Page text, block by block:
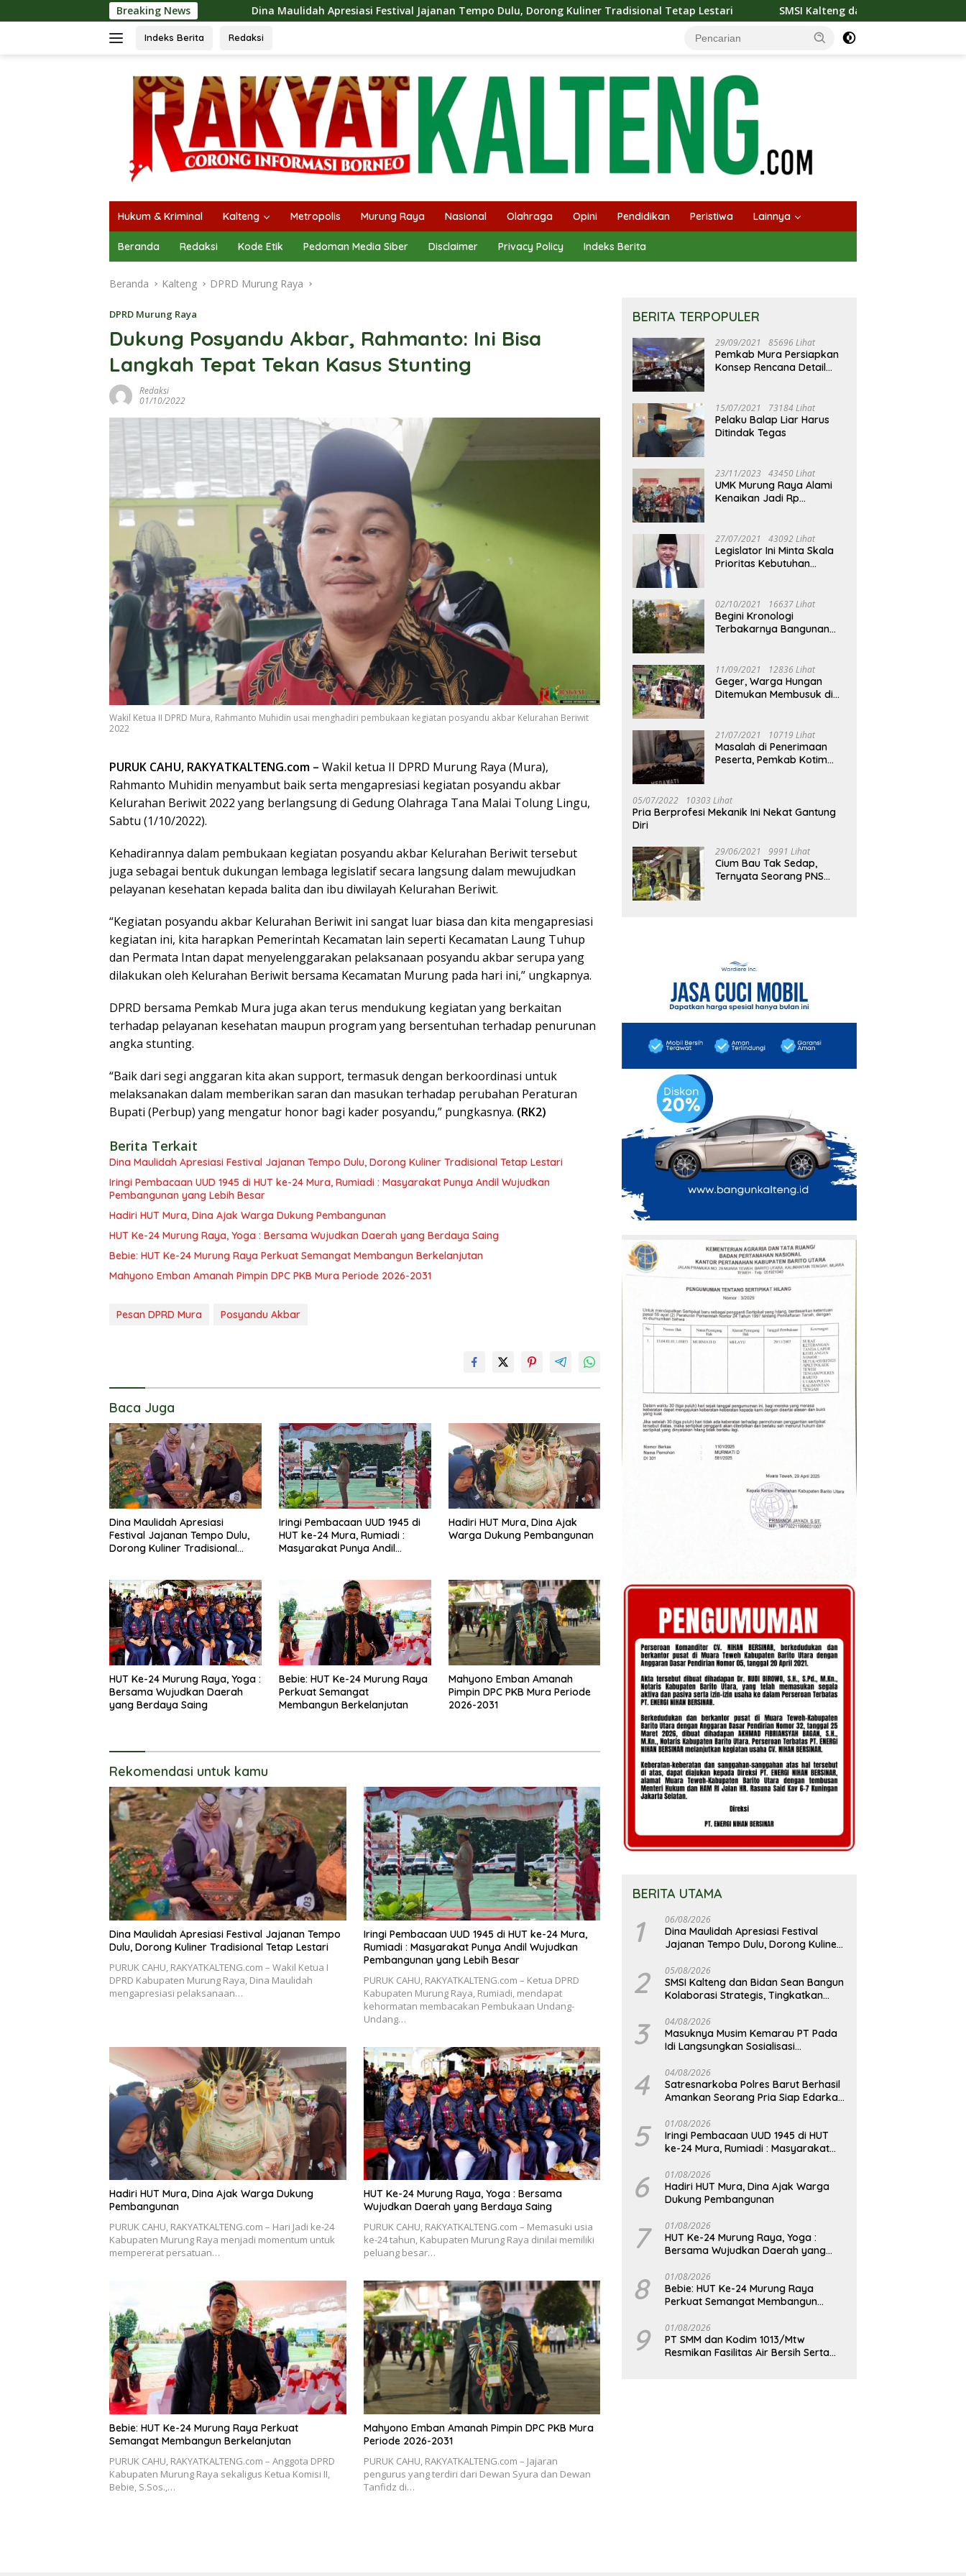
ke
Breaking News
Dina Maulidah Apresiasi Festival Jajanan Tempo Dulu, Dorong Kuliner Tradisional Tetap Lestari SMSI Kalteng dan Bidan Sean Bangun Kolaborasi Strategis,
Indeks Berita Redaksi
Hukum & Kriminal Kalteng Metropolis Murung Raya Nasional Olahraga Opini Pendidikan Peristiwa Lainnya
Beranda Redaksi Kode Etik Pedoman Media Siber Disclaimer Privacy Policy Indeks Berita
Beranda Kalteng DPRD Murung Raya
DPRD Murung Raya
Dukung Posyandu Akbar, Rahmanto: Ini Bisa
Langkah Tepat Tekan Kasus Stunting
Redaksi
01/10/2022
Wakil Ketua II DPRD Mura, Rahmanto Muhidin usai menghadiri pembukaan kegiatan posyandu akbar Kelurahan Beriwit
2022
PURUK CAHU, RAKYATKALTENG.com – Wakil ketua II DPRD Murung Raya (Mura),
Rahmanto Muhidin menyambut baik serta mengapresiasi kegiatan posyandu akbar
Kelurahan Beriwit 2022 yang berlangsung di Gedung Olahraga Tana Malai Tolung Lingu,
Sabtu (1/10/2022).
Kehadirannya dalam pembukaan kegiatan posyandu akbar Kelurahan Beriwit tersebut
juga sebagai bentuk dukungan lembaga legislatif secara langsung dalam mewujudkan
pelayanan kesehatan kepada balita dan ibu diwilayah Kelurahan Beriwit.
“Kegiatan posyandu akbar Kelurahan Beriwit ini sangat luar biasa dan kita mengapresiasi
kegiatan ini, kita harapkan Pemerintah Kecamatan lain seperti Kecamatan Laung Tuhup
dan Permata Intan dapat menyelenggarakan pelaksanaan posyandu akbar serupa yang
dilakukan oleh Kelurahan Beriwit bersama Kecamatan Murung pada hari ini,” ungkapnya.
DPRD bersama Pemkab Mura juga akan terus mendukung kegiatan yang berkaitan
terhadap pelayanan kesehatan maupun program yang bersentuhan terhadap penurunan
angka stunting.
“Baik dari segi anggaran kita akan support, termasuk dengan berkoordinasi untuk
melaksanakan dalam memberikan saran dan masukan terhadap perubahan Peraturan
Bupati (Perbup) yang mengatur honor bagi kader posyandu,” pungkasnya. (RK2)
Berita Terkait
Dina Maulidah Apresiasi Festival Jajanan Tempo Dulu, Dorong Kuliner Tradisional Tetap Lestari
Iringi Pembacaan UUD 1945 di HUT ke-24 Mura, Rumiadi : Masyarakat Punya Andil Wujudkan
Pembangunan yang Lebih Besar
Hadiri HUT Mura, Dina Ajak Warga Dukung Pembangunan
HUT Ke-24 Murung Raya, Yoga : Bersama Wujudkan Daerah yang Berdaya Saing
Bebie: HUT Ke-24 Murung Raya Perkuat Semangat Membangun Berkelanjutan
Mahyono Emban Amanah Pimpin DPC PKB Mura Periode 2026-2031
Pesan DPRD Mura Posyandu Akbar
Baca Juga
Dina Maulidah Apresiasi
Festival Jajanan Tempo Dulu,
Dorong Kuliner Tradisional
Iringi Pembacaan UUD 1945 di
HUT ke-24 Mura, Rumiadi :
Masyarakat Punya Andil
Hadiri HUT Mura, Dina Ajak
Warga Dukung Pembangunan
HUT Ke-24 Murung Raya, Yoga :
Bersama Wujudkan Daerah
yang Berdaya Saing
Bebie: HUT Ke-24 Murung Raya
Perkuat Semangat
Membangun Berkelanjutan
Mahyono Emban Amanah
Pimpin DPC PKB Mura Periode
2026-2031
Rekomendasi untuk kamu
Dina Maulidah Apresiasi Festival Jajanan Tempo
Dulu, Dorong Kuliner Tradisional Tetap Lestari
PURUK CAHU, RAKYATKALTENG.com – Wakil Ketua I
DPRD Kabupaten Murung Raya, Dina Maulidah
mengapresiasi pelaksanaan…
Iringi Pembacaan UUD 1945 di HUT ke-24 Mura,
Rumiadi : Masyarakat Punya Andil Wujudkan
Pembangunan yang Lebih Besar
PURUK CAHU, RAKYATKALTENG.com – Ketua DPRD
Kabupaten Murung Raya, Rumiadi, mendapat
kehormatan membacakan Pembukaan Undang-
Undang…
Hadiri HUT Mura, Dina Ajak Warga Dukung
Pembangunan
PURUK CAHU, RAKYATKALTENG.com – Hari Jadi ke-24
Kabupaten Murung Raya menjadi momentum untuk
mempererat persatuan…
HUT Ke-24 Murung Raya, Yoga : Bersama
Wujudkan Daerah yang Berdaya Saing
PURUK CAHU, RAKYATKALTENG.com – Memasuki usia
ke-24 tahun, Kabupaten Murung Raya dinilai memiliki
peluang besar…
Bebie: HUT Ke-24 Murung Raya Perkuat
Semangat Membangun Berkelanjutan
PURUK CAHU, RAKYATKALTENG.com – Anggota DPRD
Kabupaten Murung Raya sekaligus Ketua Komisi II,
Bebie, S.Sos.,…
Mahyono Emban Amanah Pimpin DPC PKB Mura
Periode 2026-2031
PURUK CAHU, RAKYATKALTENG.com – Jajaran
pengurus yang terdiri dari Dewan Syura dan Dewan
Tanfidz di…
BERITA TERPOPULER
29/09/2021 85696 Lihat
Pemkab Mura Persiapkan
Konsep Rencana Detail
15/07/2021 73184 Lihat
Pelaku Balap Liar Harus
Ditindak Tegas
23/11/2023 43450 Lihat
UMK Murung Raya Alami
Kenaikan Jadi Rp
27/07/2021 43092 Lihat
Legislator Ini Minta Skala
Prioritas Kebutuhan
02/10/2021 16637 Lihat
Begini Kronologi
Terbakarnya Bangunan
11/09/2021 12836 Lihat
Geger, Warga Hungan
Ditemukan Membusuk di
21/07/2021 10719 Lihat
Masalah di Penerimaan
Peserta, Pemkab Kotim
05/07/2022 10303 Lihat
Pria Berprofesi Mekanik Ini Nekat Gantung
Diri
29/06/2021 9991 Lihat
Cium Bau Tak Sedap,
Ternyata Seorang PNS
BERITA UTAMA
1 06/08/2026
Dina Maulidah Apresiasi Festival
Jajanan Tempo Dulu, Dorong Kuliner
2 05/08/2026
SMSI Kalteng dan Bidan Sean Bangun
Kolaborasi Strategis, Tingkatkan
3 04/08/2026
Masuknya Musim Kemarau PT Pada
Idi Langsungkan Sosialisasi
4 04/08/2026
Satresnarkoba Polres Barut Berhasil
Amankan Seorang Pria Siap Edarkan
Gram
5 01/08/2026
Iringi Pembacaan UUD 1945 di HUT
ke-24 Mura, Rumiadi : Masyarakat
yang Lebih Besar
6 01/08/2026
Hadiri HUT Mura, Dina Ajak Warga
Dukung Pembangunan
7 01/08/2026
HUT Ke-24 Murung Raya, Yoga :
Bersama Wujudkan Daerah yang
8 01/08/2026
Bebie: HUT Ke-24 Murung Raya
Perkuat Semangat Membangun
9 01/08/2026
PT SMM dan Kodim 1013/Mtw
Resmikan Fasilitas Air Bersih Serta